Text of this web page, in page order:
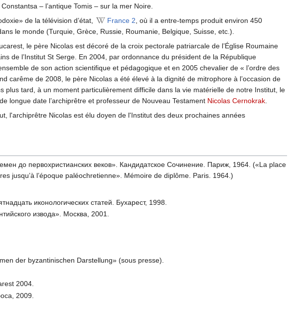
– l’antique Tomis – sur la mer Noire.
de la télévision d’état,
France 2, où il a entre-temps produit environ 450
le monde (Turquie, Grèce, Russie, Roumanie, Belgique, Suisse, etc.).
le père Nicolas est décoré de la croix pectorale patriarcale de l’Église Roumaine
de l’Institut St Serge. En 2004, par ordonnance du président de la République
de son action scientifique et pédagogique et en 2005 chevalier de « l’ordre des
de 2008, le père Nicolas a été élevé à la dignité de mitrophore à l’occasion de
tard, à un moment particulièrement difficile dans la vie matérielle de notre Institut, le
longue date l’archiprêtre et professeur de Nouveau Testament Nicolas Cernokrak.
l'archiprêtre Nicolas est élu doyen de l'Institut des deux prochaines années
до первохристианских веков». Кандидатское Сочинение. Париж, 1964. («La place
jusqu’à l’époque paléochretienne». Mémoire de diplôme. Paris. 1964.)
иконологических статей. Бухарест, 1998.
извода». Москва, 2001.
der byzantinischen Darstellung» (sous presse).
2004.
2009.